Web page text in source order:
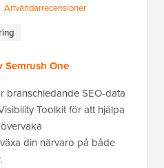
Användarrecensioner
Semrush One
branschledande SEO-data
Toolkit för att hjälpa
din närvaro på både